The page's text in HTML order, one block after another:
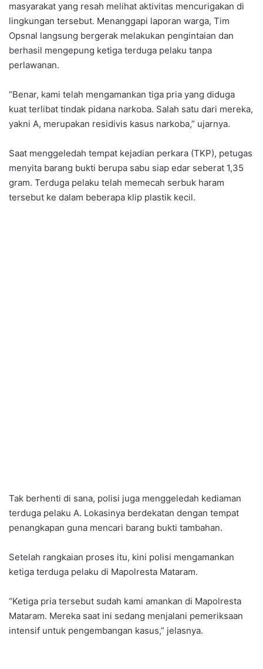
masyarakat yang resah melihat aktivitas mencurigakan di
lingkungan tersebut. Menanggapi laporan warga, Tim
Opsnal langsung bergerak melakukan pengintaian dan
berhasil mengepung ketiga terduga pelaku tanpa
perlawanan.
“Benar, kami telah mengamankan tiga pria yang diduga
kuat terlibat tindak pidana narkoba. Salah satu dari mereka,
yakni A, merupakan residivis kasus narkoba,” ujarnya.
Saat menggeledah tempat kejadian perkara (TKP), petugas
menyita barang bukti berupa sabu siap edar seberat 1,35
gram. Terduga pelaku telah memecah serbuk haram
tersebut ke dalam beberapa klip plastik kecil.
Tak berhenti di sana, polisi juga menggeledah kediaman
terduga pelaku A. Lokasinya berdekatan dengan tempat
penangkapan guna mencari barang bukti tambahan.
Setelah rangkaian proses itu, kini polisi mengamankan
ketiga terduga pelaku di Mapolresta Mataram.
“Ketiga pria tersebut sudah kami amankan di Mapolresta
Mataram. Mereka saat ini sedang menjalani pemeriksaan
intensif untuk pengembangan kasus,” jelasnya.